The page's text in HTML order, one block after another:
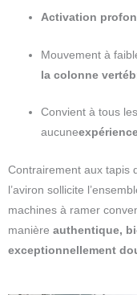
Activation
Mouvement à
la colonne
Convient à tous
aucune
Contrairement aux tapis
l’aviron sollicite
machines à ramer
manière authentique,
exceptionnellement